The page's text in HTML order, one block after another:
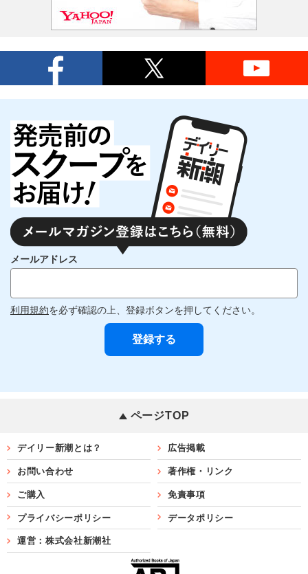
メールアドレス
利用規約を必ず確認の上、登録ボタンを押してください。
ページTOP
デイリー新潮とは？ 広告掲載
お問い合わせ 著作権・リンク
ご購入 免責事項
プライバシーポリシー データポリシー
運営：株式会社新潮社